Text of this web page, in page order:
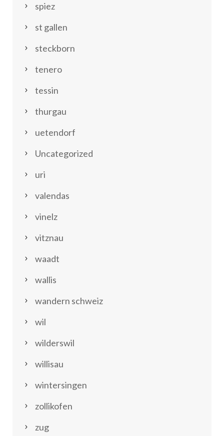
spiez
st gallen
steckborn
tenero
tessin
thurgau
uetendorf
Uncategorized
uri
valendas
vinelz
vitznau
waadt
wallis
wandern schweiz
wil
wilderswil
willisau
wintersingen
zollikofen
zug